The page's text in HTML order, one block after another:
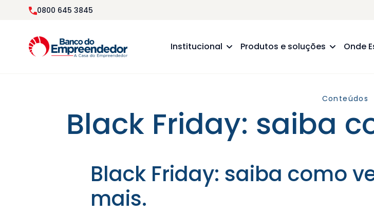
0800 645 3845
Institucional Produtos e soluções Onde
Conteúdos
Black Friday: saiba
Black Friday: saiba como
mais.